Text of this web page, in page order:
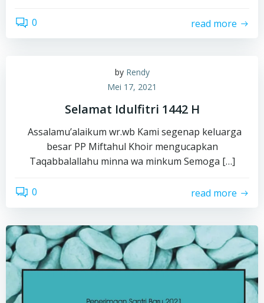
0 read more
by Rendy
Mei 17, 2021
Selamat Idulfitri 1442 H
Assalamu’alaikum wr.wb Kami segenap keluarga
besar PP Miftahul Khoir mengucapkan
Taqabbalallahu minna wa minkum Semoga […]
0 read more